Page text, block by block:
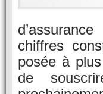
chiffres
posée à
de